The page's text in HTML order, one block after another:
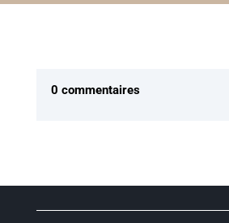
0 commentaires